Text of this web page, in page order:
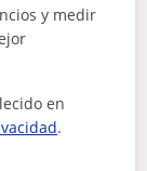
a tus
en la
en centros
y medir
en
.